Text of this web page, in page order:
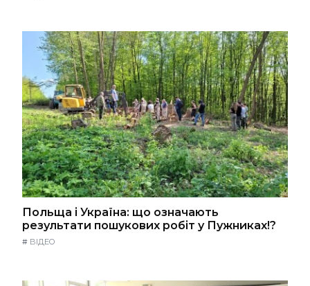
Польща і Україна: що означають
результати пошукових робіт у Пужниках!?
# ВІДЕО